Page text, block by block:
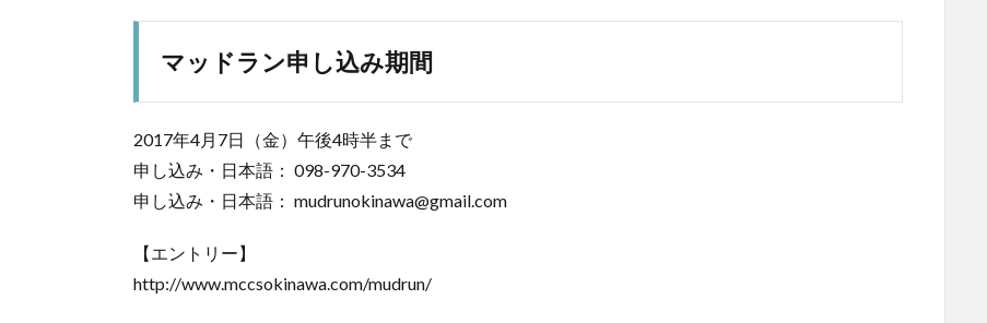
マッドラン申し込み期間
2017年4月7日（金）午後4時半まで
申し込み・日本語： 098-970-3534
申し込み・日本語： mudrunokinawa@gmail.com
【エントリー】
http://www.mccsokinawa.com/mudrun/